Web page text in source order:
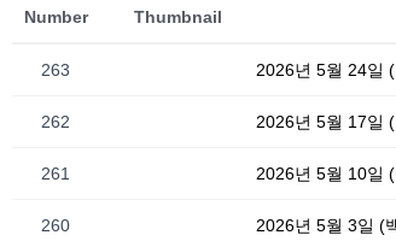
Number Thumbnail
263 2026년 5월 24일
262 2026년 5월 17일
261 2026년 5월 10일
260 2026년 5월 3일 (